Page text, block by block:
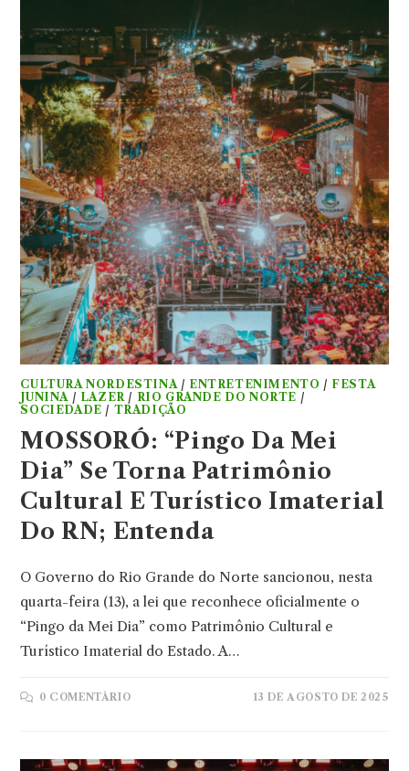
CULTURA NORDESTINA / ENTRETENIMENTO / FESTA
JUNINA / LAZER / RIO GRANDE DO NORTE /
SOCIEDADE / TRADIÇÃO
MOSSORÓ: “Pingo Da Mei
Dia” Se Torna Patrimônio
Cultural E Turístico Imaterial
Do RN; Entenda
O Governo do Rio Grande do Norte sancionou, nesta
quarta-feira (13), a lei que reconhece oficialmente o
“Pingo da Mei Dia” como Patrimônio Cultural e
Turístico Imaterial do Estado. A…
0 COMENTÁRIO 13 DE AGOSTO DE 2025